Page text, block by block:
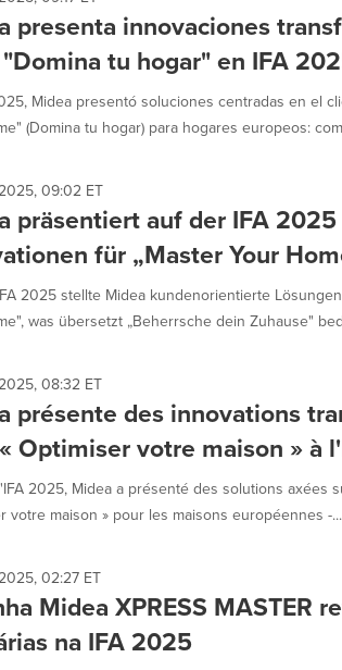
presenta innovaciones
tu hogar" en IFA
Midea presentó soluciones centradas en el
(Domina tu hogar) para hogares europeos:
09:02 ET
präsentiert auf der IFA
für „Master Your
2025 stellte Midea kundenorientierte
was übersetzt „Beherrsche dein Zuhause"
08:32 ET
présente des innovations
Optimiser votre maison » à
2025, Midea a présenté des solutions axées
votre maison » pour les maisons européennes -...
02:27 ET
Midea XPRESS MASTER
na IFA 2025